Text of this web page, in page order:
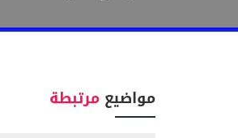
مواضيع مرتبطة